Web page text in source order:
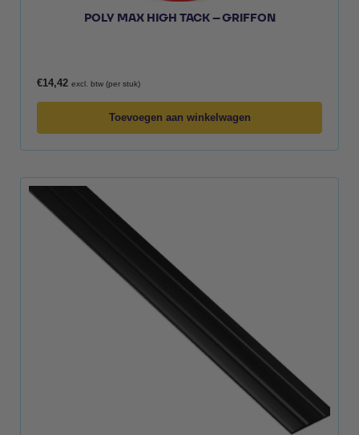
POLY MAX HIGH TACK – GRIFFON
€14,42 excl. btw (per stuk)
Toevoegen aan winkelwagen